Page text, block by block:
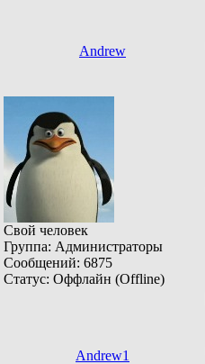
Andrew
Свой человек
Группа: Администраторы
Сообщений: 6875
Статус: Оффлайн (Offline)
Andrew1